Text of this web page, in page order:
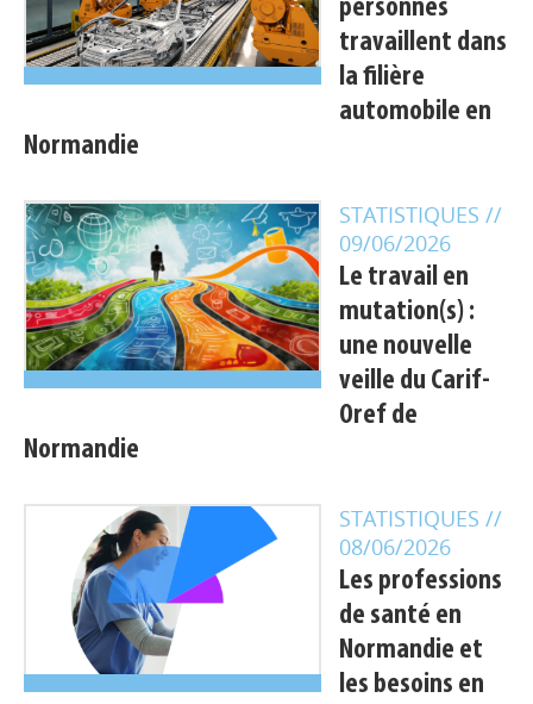
personnes
travaillent dans
la filière
automobile en
Normandie
STATISTIQUES //
09/06/2026
Le travail en
mutation(s) :
une nouvelle
veille du Carif-
Oref de
Normandie
STATISTIQUES //
08/06/2026
Les professions
de santé en
Normandie et
les besoins en